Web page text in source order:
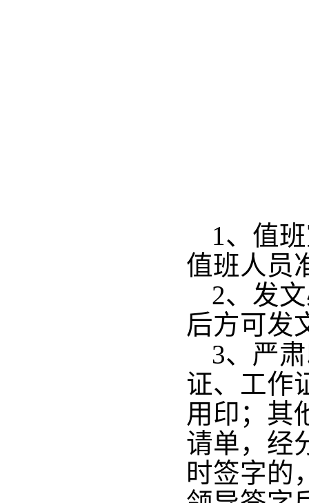
1、值
值班人员
2、发
后方可发
3、严
证、工作
用印；其
请单，经
时签字的